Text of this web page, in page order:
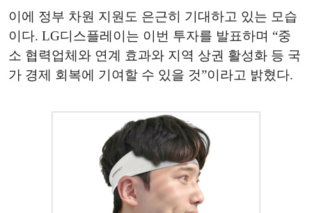
이에 정부 차원 지원도 은근히 기대하고 있는 모습
이다. LG디스플레이는 이번 투자를 발표하며 “중
소 협력업체와 연계 효과와 지역 상권 활성화 등 국
가 경제 회복에 기여할 수 있을 것”이라고 밝혔다.